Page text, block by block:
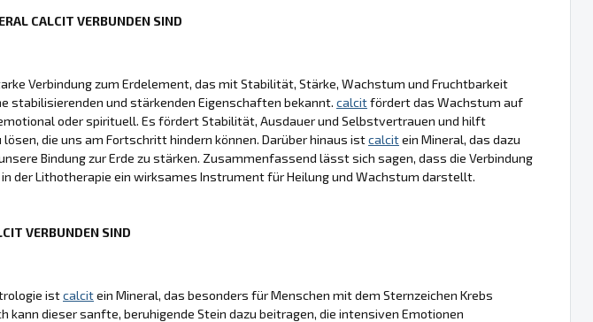
CALCIT VERBUNDEN SIND
Verbindung zum Erdelement, das mit Stabilität, Stärke, Wachstum und Fruchtbarkeit
stabilisierenden und stärkenden Eigenschaften bekannt. calcitfördert das Wachstum auf
oder spirituell. Es fördert Stabilität, Ausdauer und Selbstvertrauen und hilft
die uns am Fortschritt hindern können. Darüber hinaus istcalcitein Mineral, das dazu
Bindung zur Erde zu stärken. Zusammenfassend lässt sich sagen, dass die Verbindung
in der Lithotherapie ein wirksames Instrument für Heilung und Wachstum darstellt.
VERBUNDEN SIND
istcalcitein Mineral, das besonders für Menschen mit dem Sternzeichen Krebs
kann dieser sanfte, beruhigende Stein dazu beitragen, die intensiven Emotionen